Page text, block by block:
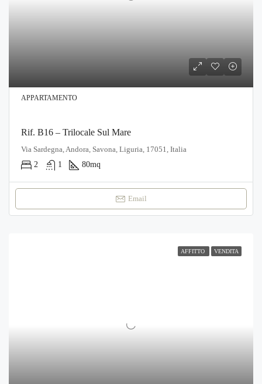
APPARTAMENTO
Rif. B16 – Trilocale Sul Mare
Via Sardegna, Andora, Savona, Liguria, 17051, Italia
2
1 80mq
Email
AFFITTO VENDITA